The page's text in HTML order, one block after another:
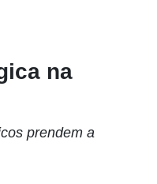
na
prendem a